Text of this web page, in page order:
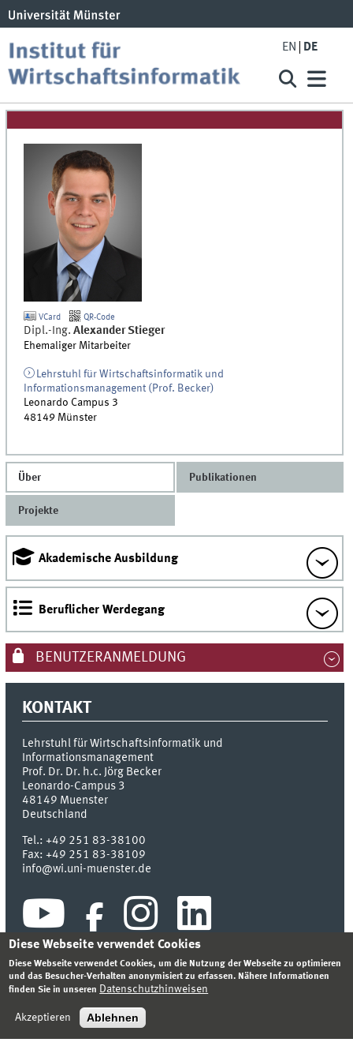
EN DE
VCard QR-Code
Dipl.-Ing. Alexander Stieger
Ehemaliger Mitarbeiter
Lehrstuhl für Wirtschaftsinformatik und
Informationsmanagement (Prof. Becker)
Leonardo Campus 3
48149 Münster
Über Publikationen
Projekte
Akademische Ausbildung
Beruflicher Werdegang
BENUTZERANMELDUNG
KONTAKT
Lehrstuhl für Wirtschaftsinformatik und
Informationsmanagement
Prof. Dr. Dr. h.c. Jörg Becker
Leonardo-Campus 3
48149 Muenster
Deutschland
Tel.:+49 251 83-38100
Fax:+49 251 83-38109
info@wi.uni-muenster.de
DATENSCHUTZHINWEIS
© 2026 INSTITUT FÜR WIRTSCHAFTSINFORMATIK
Diese Webseite verwendet Cookies
Diese Webseite verwendet Cookies, um die Nutzung der Webseite zu optimieren
und das Besucher-Verhalten anonymisiert zu erfassen. Nähere Informationen
finden Sie in unseren Datenschutzhinweisen
Akzeptieren Ablehnen